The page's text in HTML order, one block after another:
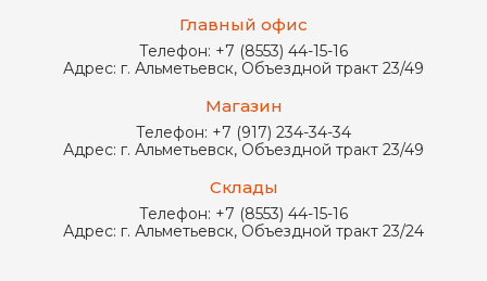
Главный офис
Телефон: +7 (8553) 44-15-16
Адрес: г. Альметьевск, Объездной тракт 23/49
Магазин
Телефон: +7 (917) 234-34-34
Адрес: г. Альметьевск, Объездной тракт 23/49
Склады
Телефон: +7 (8553) 44-15-16
Адрес: г. Альметьевск, Объездной тракт 23/24